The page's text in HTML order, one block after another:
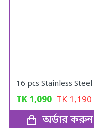
TK 1,090 TK1,190
অর্ডার করুন